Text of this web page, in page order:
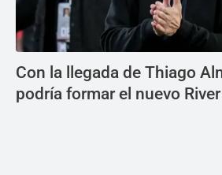
Con la llegada de Thiago
podría formar el nuevo